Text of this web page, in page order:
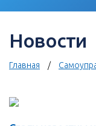
Новости
Главная